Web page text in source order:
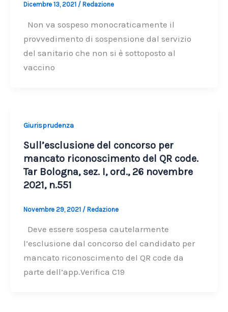
Dicembre 13, 2021 / Redazione
​​​Non va sospeso monocraticamente il
provvedimento di sospensione dal servizio
del sanitario che non si è sottoposto al
vaccino
Giurisprudenza
Sull’esclusione del concorso per
mancato riconoscimento del QR code.
Tar Bologna, sez. I, ord., 26 novembre
2021, n.551
Novembre 29, 2021 / Redazione
Deve essere sospesa cautelarmente
l’esclusione dal concorso del candidato per
mancato riconoscimento del QR code da
parte dell’app.Verifica C19